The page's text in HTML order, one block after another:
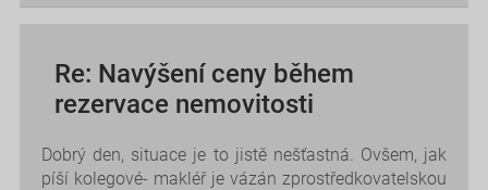
Re: Navýšení ceny během
rezervace nemovitosti
Dobrý den, situace je to jistě nešťastná. Ovšem, jak
píší kolegové- makléř je vázán zprostředkovatelskou